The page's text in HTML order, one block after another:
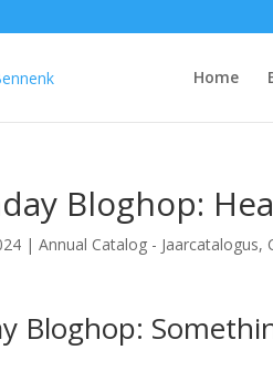
Home
Bloghop:
|Annual Catalog - Jaarcatalogus,
Bloghop: